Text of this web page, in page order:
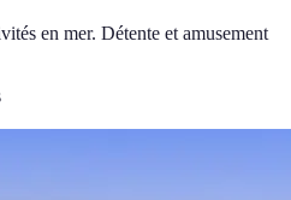
en mer. Détente et amusement